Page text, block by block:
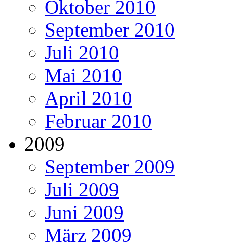
Oktober 2010
September 2010
Juli 2010
Mai 2010
April 2010
Februar 2010
2009
September 2009
Juli 2009
Juni 2009
März 2009